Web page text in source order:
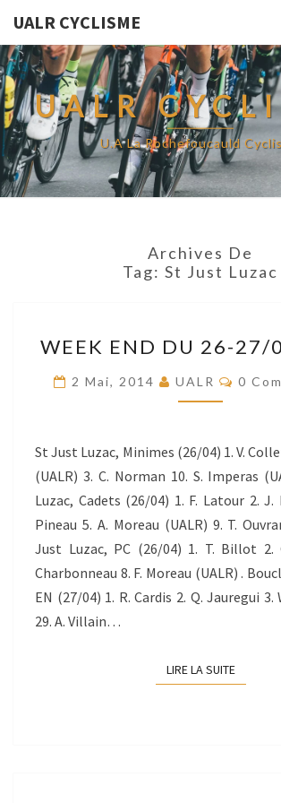
UALR CYCLISME
UALR
U.A La Rochefoucauld
Archives De
Tag: St Just Luzac
END
DU
26-
WEEK END DU 26-27/
2 Mai, 2014 UALR 0
St Just Luzac, Minimes (26/04) 1. V.
(UALR) 3. C. Norman 10. S. Imperas
Luzac, Cadets (26/04) 1. F. Latour 2. J.
Pineau 5. A. Moreau (UALR) 9. T.
Just Luzac, PC (26/04) 1. T. Billot 2.
Charbonneau 8. F. Moreau (UALR) .
EN (27/04) 1. R. Cardis 2. Q. Jauregui 3.
29. A. Villain…
LIRE LA SUITELIRE LA